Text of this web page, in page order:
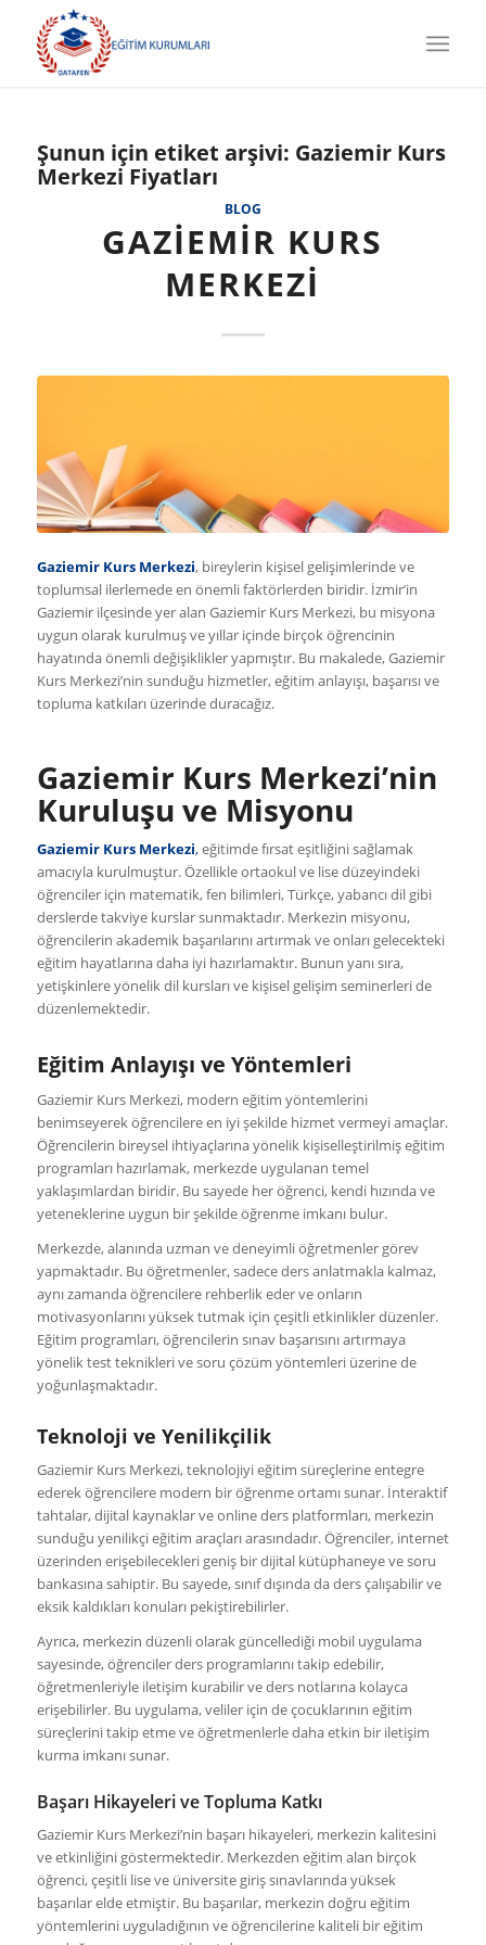
Şunun için etiket arşivi: Gaziemir Kurs
Merkezi Fiyatları
BLOG
GAZIEMIR KURS
MERKEZI
Gaziemir Kurs Merkezi, bireylerin kişisel gelişimlerinde ve
toplumsal ilerlemede en önemli faktörlerden biridir. İzmir’in
Gaziemir ilçesinde yer alan Gaziemir Kurs Merkezi, bu misyona
uygun olarak kurulmuş ve yıllar içinde birçok öğrencinin
hayatında önemli değişiklikler yapmıştır. Bu makalede, Gaziemir
Kurs Merkezi’nin sunduğu hizmetler, eğitim anlayışı, başarısı ve
topluma katkıları üzerinde duracağız.
Gaziemir Kurs Merkezi’nin
Kuruluşu ve Misyonu
Gaziemir Kurs Merkezi,eğitimde fırsat eşitliğini sağlamak
amacıyla kurulmuştur. Özellikle ortaokul ve lise düzeyindeki
öğrenciler için matematik, fen bilimleri, Türkçe, yabancı dil gibi
derslerde takviye kurslar sunmaktadır. Merkezin misyonu,
öğrencilerin akademik başarılarını artırmak ve onları gelecekteki
eğitim hayatlarına daha iyi hazırlamaktır. Bunun yanı sıra,
yetişkinlere yönelik dil kursları ve kişisel gelişim seminerleri de
düzenlemektedir.
Eğitim Anlayışı ve Yöntemleri
Gaziemir Kurs Merkezi, modern eğitim yöntemlerini
benimseyerek öğrencilere en iyi şekilde hizmet vermeyi amaçlar.
Öğrencilerin bireysel ihtiyaçlarına yönelik kişiselleştirilmiş eğitim
programları hazırlamak, merkezde uygulanan temel
yaklaşımlardan biridir. Bu sayede her öğrenci, kendi hızında ve
yeteneklerine uygun bir şekilde öğrenme imkanı bulur.
Merkezde, alanında uzman ve deneyimli öğretmenler görev
yapmaktadır. Bu öğretmenler, sadece ders anlatmakla kalmaz,
aynı zamanda öğrencilere rehberlik eder ve onların
motivasyonlarını yüksek tutmak için çeşitli etkinlikler düzenler.
Eğitim programları, öğrencilerin sınav başarısını artırmaya
yönelik test teknikleri ve soru çözüm yöntemleri üzerine de
yoğunlaşmaktadır.
Teknoloji ve Yenilikçilik
Gaziemir Kurs Merkezi, teknolojiyi eğitim süreçlerine entegre
ederek öğrencilere modern bir öğrenme ortamı sunar. İnteraktif
tahtalar, dijital kaynaklar ve online ders platformları, merkezin
sunduğu yenilikçi eğitim araçları arasındadır. Öğrenciler, internet
üzerinden erişebilecekleri geniş bir dijital kütüphaneye ve soru
bankasına sahiptir. Bu sayede, sınıf dışında da ders çalışabilir ve
eksik kaldıkları konuları pekiştirebilirler.
Ayrıca, merkezin düzenli olarak güncellediği mobil uygulama
sayesinde, öğrenciler ders programlarını takip edebilir,
öğretmenleriyle iletişim kurabilir ve ders notlarına kolayca
erişebilirler. Bu uygulama, veliler için de çocuklarının eğitim
süreçlerini takip etme ve öğretmenlerle daha etkin bir iletişim
kurma imkanı sunar.
Başarı Hikayeleri ve Topluma Katkı
Gaziemir Kurs Merkezi’nin başarı hikayeleri, merkezin kalitesini
ve etkinliğini göstermektedir. Merkezden eğitim alan birçok
öğrenci, çeşitli lise ve üniversite giriş sınavlarında yüksek
başarılar elde etmiştir. Bu başarılar, merkezin doğru eğitim
yöntemlerini uyguladığının ve öğrencilerine kaliteli bir eğitim